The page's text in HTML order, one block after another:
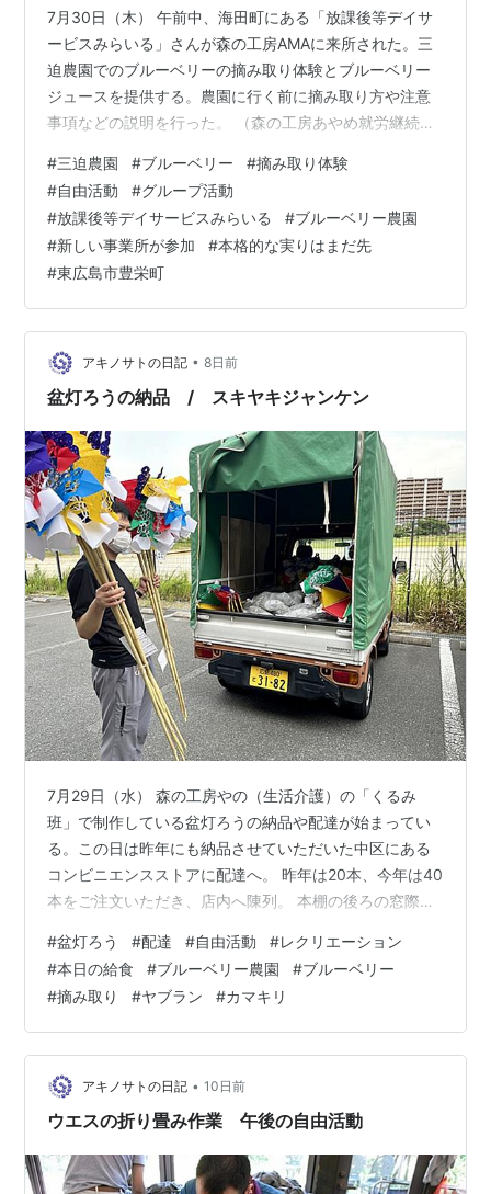
7月30日（木） 午前中、海田町にある「放課後等デイサ
ービスみらいる」さんが森の工房AMAに来所された。三
迫農園でのブルーベリーの摘み取り体験とブルーベリー
ジュースを提供する。農園に行く前に摘み取り方や注意
事項などの説明を行った。 （森の工房あやめ就労継続支
に入って、思い出づくりにとデイサービスを利用する児
童・スタッフさん合わせて20名が参加された。 午後。森
の工房やの（生活介護）は自由活動で各作業班単位に分
かれてグループ活動。 ①オリーブ班はDVD鑑賞。 ②も
くれん班は頭の体操で「しりとり」。 出てきたキーワー
ドをホワイトボードに書いていっ…
#三迫農園 #ブルーベリー #摘み取り体験
#自由活動 #グループ活動
#放課後等デイサービスみらいる #ブルーベリー農園
#新しい事業所が参加 #本格的な実りはまだ先
#東広島市豊栄町
アキノサトの日記 • 8日前
盆灯ろうの納品 / スキヤキジャンケン
7月29日（水） 森の工房やの（生活介護）の「くるみ
班」で制作している盆灯ろうの納品や配達が始まってい
る。この日は昨年にも納品させていただいた中区にある
コンビニエンスストアに配達へ。 昨年は20本、今年は40
本をご注文いただき、店内へ陳列。 本棚の後ろの窓際の
いる様子が一目で分かるようになっている。 7月30日
（木） 今日は午後から自由活動の日なので、森の工房み
みずく（生活介護）はレクリエーションで『スキヤキジ
ャンケン』を楽しんだ。 6チームに分かれて、各チーム
でお父さん、お母さん、むすこ、むすめ、まごを決め
る。 各チームからお父さんが出てきて…
#盆灯ろう #配達 #自由活動 #レクリエーション
#本日の給食 #ブルーベリー農園 #ブルーベリー
#摘み取り #ヤブラン #カマキリ
アキノサトの日記 • 10日前
ウエスの折り畳み作業 午後の自由活動